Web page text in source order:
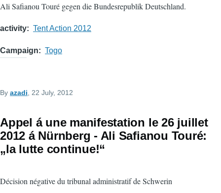
Ali Safianou Touré gegen die Bundesrepublik Deutschland.
activity Tent Action 2012
Campaign Togo
By azadi , 22 July, 2012
Appel á une manifestation le 26 juillet
2012 á Nürnberg - Ali Safianou Touré:
„la lutte continue!“
Décision négative du tribunal administratif de Schwerin